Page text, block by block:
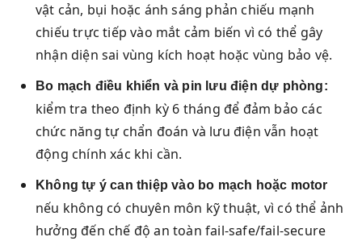
vật cản, bụi hoặc ánh sáng phản chiếu mạnh
chiếu trực tiếp vào mắt cảm biến vì có thể gây
nhận diện sai vùng kích hoạt hoặc vùng bảo vệ.
Bo mạch điều khiển và pin lưu điện dự phòng:
kiểm tra theo định kỳ 6 tháng để đảm bảo các
chức năng tự chẩn đoán và lưu điện vẫn hoạt
động chính xác khi cần.
Không tự ý can thiệp vào bo mạch hoặc motor
nếu không có chuyên môn kỹ thuật, vì có thể ảnh
hưởng đến chế độ an toàn fail-safe/fail-secure